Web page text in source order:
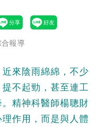
報導
近來陰雨綿綿，不少
不起勁，甚至連工
精神科醫師楊聰財
作用，而是與人體